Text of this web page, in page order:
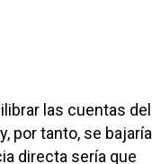
las cuentas del
por tanto, se bajaría
directa sería que